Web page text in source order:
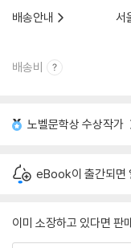
배송안내
서
배송비
노벨문학상 수상작가
eBook이 출간되면
이미 소장하고 있다면 판